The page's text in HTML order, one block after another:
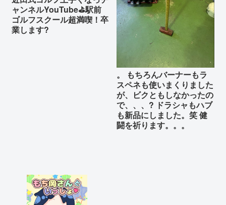
ャンネルYouTube⛳️駅前
ゴルフスクール超満喫！卒
業します?
。 もちろんバーナーもラ
スペネも使いまくりました
が、ビクともしなかったの
で、、、? ドラシャもハブ
も新品にしました。笑 健
闘を祈ります。。。